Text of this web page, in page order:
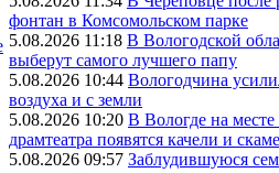
фонтан в Комсомольском парке
5.08.2026 11:18 В Вологодской
выберут самого лучшего папу
5.08.2026 10:44 Вологодчина
воздуха и с земли
5.08.2026 10:20 В Вологде на
драмтеатра появятся качели и
5.08.2026 09:57 Заблудившуюся